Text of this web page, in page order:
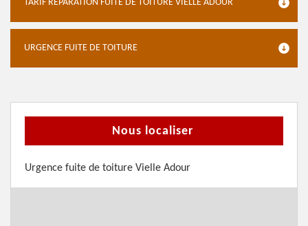
TARIF RÉPARATION FUITE DE TOITURE VIELLE ADOUR
URGENCE FUITE DE TOITURE
Nous localiser
Urgence fuite de toiture Vielle Adour